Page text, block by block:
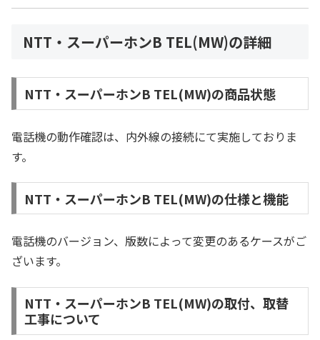
NTT・スーパーホンB TEL(MW)の詳細
NTT・スーパーホンB TEL(MW)の商品状態
電話機の動作確認は、内外線の接続にて実施しておりま
す。
NTT・スーパーホンB TEL(MW)の仕様と機能
電話機のバージョン、版数によって変更のあるケースがご
ざいます。
NTT・スーパーホンB TEL(MW)の取付、取替
工事について